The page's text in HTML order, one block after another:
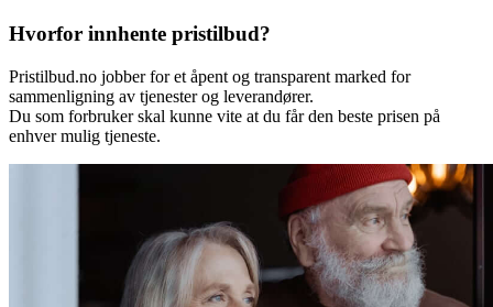
Hvorfor innhente pristilbud?
Pristilbud.no jobber for et åpent og transparent marked for
sammenligning av tjenester og leverandører.
Du som forbruker skal kunne vite at du får den beste prisen på
enhver mulig tjeneste.